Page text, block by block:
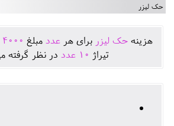
حک لیزر
هزينه حک لیزر برای هر عدد مبلغ 4000
تيراژ 10 عدد در نظر گرفته